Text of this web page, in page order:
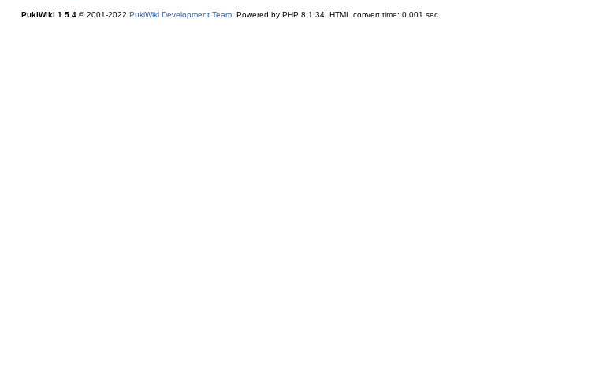
PukiWiki 1.5.4© 2001-2022 PukiWiki Development Team. Powered by PHP 8.1.34. HTML convert time: 0.001 sec.